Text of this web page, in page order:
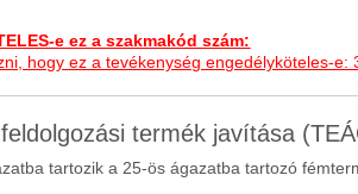
e ez a szakmakód szám:
hogy ez a tevékenység engedélyköteles-e:
termék javítása
tartozik a 25-ös ágazatba tartozó